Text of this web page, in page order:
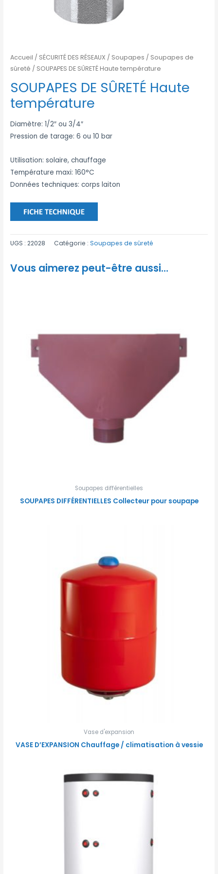
Accueil / SÉCURITÉ DES RÉSEAUX / Soupapes / Soupapes de
sûreté / SOUPAPES DE SÛRETÉ Haute température
SOUPAPES DE SÛRETÉ Haute
température
Diamètre: 1/2″ ou 3/4″
Pression de tarage: 6 ou 10 bar
Utilisation: solaire, chauffage
Température maxi: 160°C
Données techniques: corps laiton
UGS :22028 Catégorie :Soupapes de sûreté
Vous aimerez peut-être aussi…
Soupapes différentielles
SOUPAPES DIFFÉRENTIELLES Collecteur pour soupape
Vase d'expansion
VASE D’EXPANSION Chauffage / climatisation à vessie